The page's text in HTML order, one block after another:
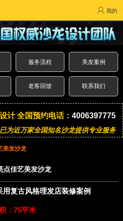
我的
服务流程 美发案例
老客回馈 联系我们
计 全国预约电话： 4006397775
已为近万家全国知名沙龙提供专业服务
美发沙龙
点佳艺美发沙龙
复古风格理发店装修案例
：75平米